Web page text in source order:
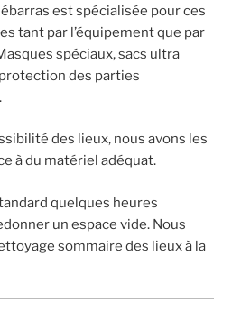
est spécialisée pour ces
tant par l’équipement que par
spéciaux, sacs ultra
des parties
des lieux, nous avons les
à du matériel adéquat.
quelques heures
un espace vide. Nous
sommaire des lieux à la